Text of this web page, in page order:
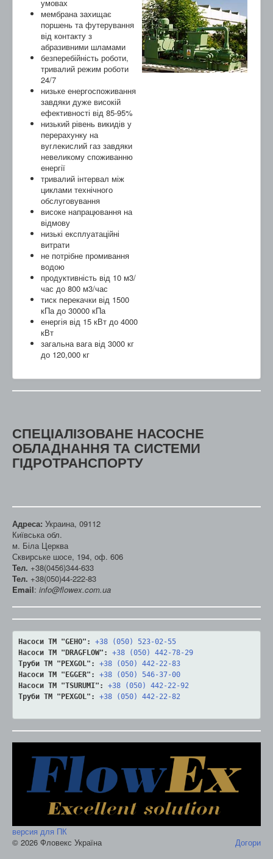
умовах
мембрана захищає
поршень та футерування
від контакту з
абразивними шламами
безперебійність роботи,
тривалий режим роботи
24/7
низьке енергоспоживання
завдяки дуже високій
ефективності від 85-95%
низький рівень викидів у
перерахунку на
вуглекислий газ завдяки
невеликому споживанню
енергії
тривалий інтервал між
циклами технічного
обслуговування
високе напрацювання на
відмову
низькі експлуатаційні
витрати
не потрібне промивання
водою
продуктивність від 10 м3/
час до 800 м3/час
тиск перекачки від 1500
кПа до 30000 кПа
енергія від 15 кВт до 4000
кВт
загальна вага від 3000 кг
до 120,000 кг
СПЕЦІАЛІЗОВАНЕ НАСОСНЕ
ОБЛАДНАННЯ ТА СИСТЕМИ
ГІДРОТРАНСПОРТУ
Адреса: Украина, 09112
Київська обл.
м. Біла Церква
Сквирське шосе, 194, оф. 606
Тел. +38(0456)344-633
Тел. +38(050)44-222-83
Email: info@flowex.com.ua
Насоси ТМ "GEHO":
+38 (050) 523-02-55
Насоси ТМ "DRAGFLOW":
+38 (050) 442-78-29
Труби ТМ "PEXGOL":
+38 (050) 442-22-83
Насоси ТМ "EGGER":
+38 (050) 546-37-00
Насоси ТМ "TSURUMI":
+38 (050) 442-22-92
Труби ТМ "PEXGOL":
+38 (050) 442-22-82
версия для ПК
Догори
© 2026 Фловекс Україна